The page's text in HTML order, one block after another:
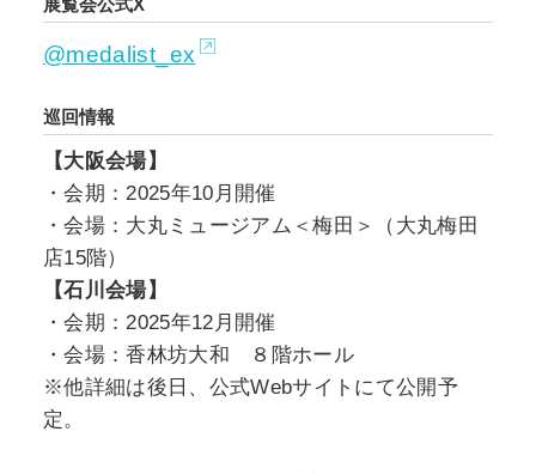
展覧会公式X
@medalist_ex
巡回情報
【大阪会場】
・会期：2025年10月開催
・会場：大丸ミュージアム＜梅田＞（大丸梅田
店15階）
【石川会場】
・会期：2025年12月開催
・会場：香林坊大和 ８階ホール
※他詳細は後日、公式Webサイトにて公開予
定。